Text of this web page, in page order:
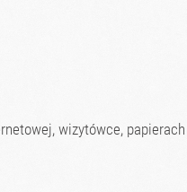
wizytówce,